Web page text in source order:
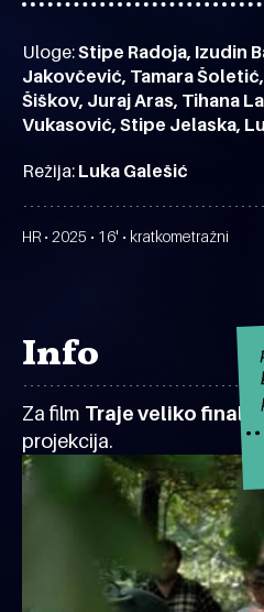
Uloge:Stipe Radoja, Izudin
Jakovčević, Tamara
Šiškov, Juraj Aras, Tihana
Vukasović, Stipe Jelaska,
Režija: Luka Galešić
HR • 2025 • 16' • kratkometražni
Info
Za film Traje veliko finale
projekcija.